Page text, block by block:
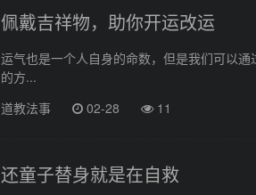
佩戴吉祥物，助你开运改运
运气也是一个人自身的命数，但是我们可以
的方...
道教法事
02-28 11
还童子替身就是在自救